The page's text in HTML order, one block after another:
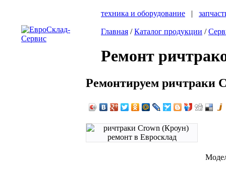
техника и оборудование |
Главная /Каталог продукции /
Ремонт
Ремонтируем ричтраки